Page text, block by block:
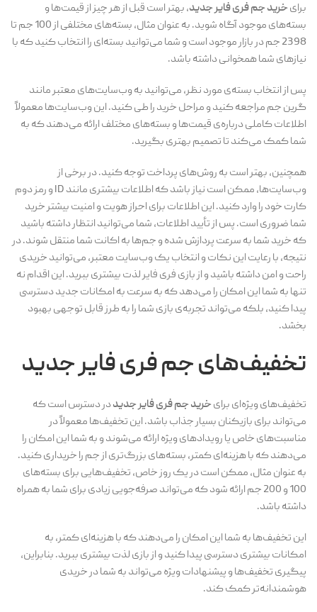
برایخرید جم فری فایر جدید، بهتر است قبل از هر چیز از قیمت‌ها و
بسته‌های موجود آگاه شوید. به عنوان مثال، بسته‌های مختلفی از 100 جم تا
2398 جم در بازار موجود است و شما می‌توانید بسته‌ای را انتخاب کنید که با
نیازهای شما همخوانی داشته باشد.
پس از انتخاب بسته‌ی مورد نظر، می‌توانید به وب‌سایت‌های معتبر مانند
گرین جم مراجعه کنید و مراحل خرید را طی کنید. این وب‌سایت‌ها معمولاً
اطلاعات کاملی درباره‌ی قیمت‌ها و بسته‌های مختلف ارائه می‌دهند که به
شما کمک می‌کند تا تصمیم بهتری بگیرید.
همچنین، بهتر است به روش‌های پرداخت توجه کنید. در برخی از
وب‌سایت‌ها، ممکن است نیاز باشد که اطلاعات بیشتری مانند ID و رمز دوم
کارت خود را وارد کنید. این اطلاعات برای احراز هویت و امنیت بیشتر خرید
شما ضروری است. پس از تأیید اطلاعات، شما می‌توانید انتظار داشته باشید
که خرید شما به سرعت پردازش شده و جم‌ها به اکانت شما منتقل شوند. در
نتیجه، با رعایت این نکات و انتخاب یک وب‌سایت معتبر، می‌توانید خریدی
راحت و امن داشته باشید و از بازی فری فایر لذت بیشتری ببرید. این اقدام نه
تنها به شما این امکان را می‌دهد که به سرعت به امکانات جدید دسترسی
پیدا کنید، بلکه می‌تواند تجربه‌ی بازی شما را به طرز قابل توجهی بهبود
بخشد.
تخفیف‌هایجم فری فایر جدید
تخفیف‌های ویژه‌ای برایخرید جم فری فایر جدیددر دسترس است که
می‌تواند برای بازیکنان بسیار جذاب باشد. این تخفیف‌ها معمولاً در
مناسبت‌های خاص یا رویدادهای ویژه ارائه می‌شوند و به شما این امکان را
می‌دهند که با هزینه‌ای کمتر، بسته‌های بزرگ‌تری از جم را خریداری کنید.
به عنوان مثال، ممکن است در یک روز خاص، تخفیف‌هایی برای بسته‌های
100 و 200 جم ارائه شود که می‌تواند صرفه‌جویی زیادی برای شما به همراه
داشته باشد.
این تخفیف‌ها به شما این امکان را می‌دهند که با هزینه‌ای کمتر، به
امکانات بیشتری دسترسی پیدا کنید و از بازی لذت بیشتری ببرید. بنابراین،
پیگیری تخفیف‌ها و پیشنهادات ویژه می‌تواند به شما در خریدی
هوشمندانه‌تر کمک کند.